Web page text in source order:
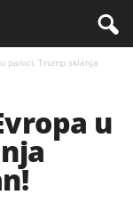
panici, Trump sklanja
u